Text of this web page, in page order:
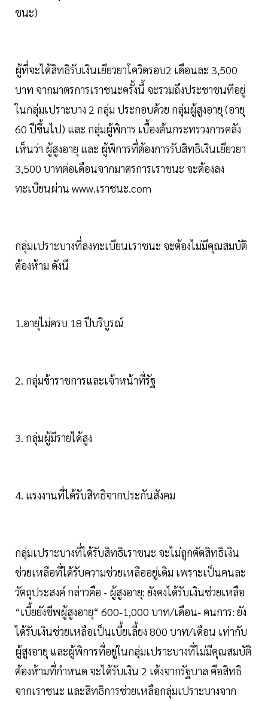
ชนะ)
ผู้ที่จะได้สิทธิรับเงินเยียวยาโควิดรอบ2 เดือนละ 3,500
บาท จากมาตรการเราชนะครั้งนี้ จะรวมถึงประชาชนทีอยู่
ในกลุ่มเปราะบาง 2 กลุ่ม ประกอบด้วย กลุ่มผู้สูงอายุ (อายุ
60 ปีขึ้นไป) และ กลุ่มผู้พิการ เบื้องต้นกระทรวงการคลัง
เห็นว่า ผู้สูงอายุ และ ผู้พิการที่ต้องการรับสิทธิเงินเยียวยา
3,500 บาทต่อเดือนจากมาตรการเราชนะ จะต้องลง
ทะเบียนผ่าน www.เราชนะ.com
กลุ่มเปราะบางที่ลงทะเบียนเราชนะ จะต้องไม่มีคุณสมบัติ
ต้องห้าม ดังนี
1.อายุไม่ครบ 18 ปีบริบูรณ์
2. กลุ่มข้าราชการและเจ้าหน้าที่รัฐ
3. กลุ่มผู้มีรายได้สูง
4. แรงงานที่ได้รับสิทธิจากประกันสังคม
กลุ่มเปราะบางที่ได้รับสิทธิเราชนะ จะไม่ถูกตัดสิทธิเงิน
ช่วยเหลือที่ได้รับความช่วยเหลืออยู่เดิม เพราะเป็นคนละ
วัตถุประสงค์ กล่าวคือ - ผู้สูงอายุ: ยังคงได้รับเงินช่วยเหลือ
“เบี้ยยังชีพผู้สูงอายุ“ 600-1,000 บาท/เดือน- คนการ: ยัง
ได้รับเงินช่วยเหลือเป็นเบี้ยเลี้ยง 800 บาท/เดือน เท่ากับ
ผู้สูงอายุ และผู้พิการที่อยู่ในกลุ่มเปราะบางที่ไม่มีคุณสมบัติ
ต้องห้ามที่กำหนด จะได้รับเงิน 2 เด้งจากรัฐบาล คือสิทธิ
จากเราชนะ และสิทธิการช่วยเหลือกลุ่มเปราะบางจาก